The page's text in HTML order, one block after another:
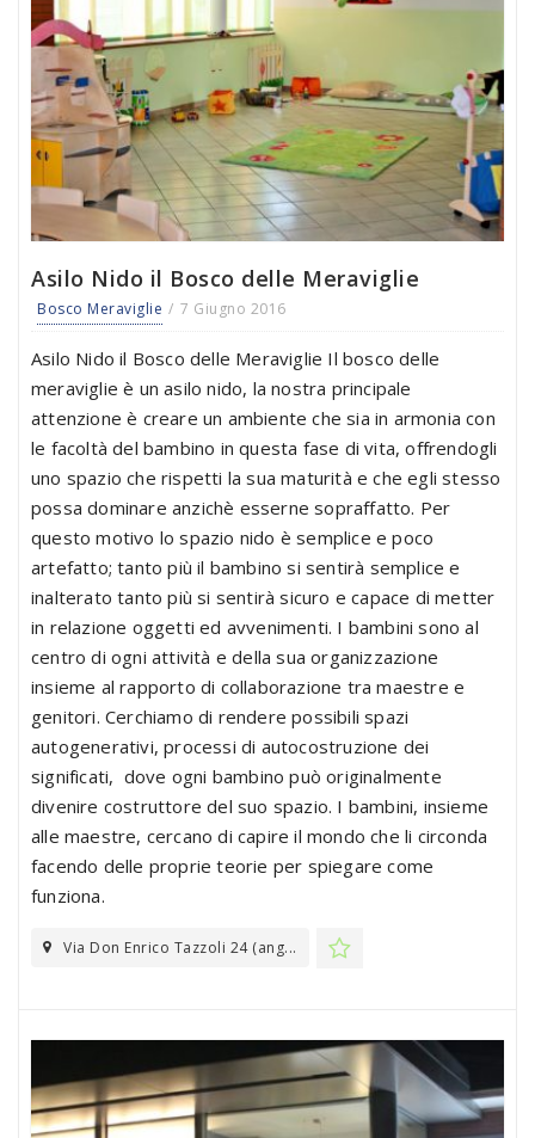
Asilo Nido il Bosco delle Meraviglie
Bosco Meraviglie 7 Giugno 2016
Asilo Nido il Bosco delle Meraviglie Il bosco delle
meraviglie è un asilo nido, la nostra principale
attenzione è creare un ambiente che sia in armonia con
le facoltà del bambino in questa fase di vita, offrendogli
uno spazio che rispetti la sua maturità e che egli stesso
possa dominare anzichè esserne sopraffatto. Per
questo motivo lo spazio nido è semplice e poco
artefatto; tanto più il bambino si sentirà semplice e
inalterato tanto più si sentirà sicuro e capace di metter
in relazione oggetti ed avvenimenti. I bambini sono al
centro di ogni attività e della sua organizzazione
insieme al rapporto di collaborazione tra maestre e
genitori. Cerchiamo di rendere possibili spazi
autogenerativi, processi di autocostruzione dei
significati, dove ogni bambino può originalmente
divenire costruttore del suo spazio. I bambini, insieme
alle maestre, cercano di capire il mondo che li circonda
facendo delle proprie teorie per spiegare come
funziona.
Via Don Enrico Tazzoli 24 (ang...